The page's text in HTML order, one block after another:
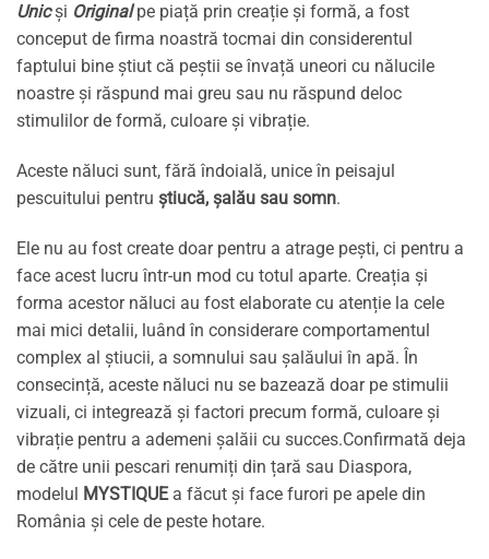
Unicși Originalpe piață prin creație și formă, a fost
conceput de firma noastră tocmai din considerentul
faptului bine știut că peștii se învață uneori cu nălucile
noastre și răspund mai greu sau nu răspund deloc
stimulilor de formă, culoare și vibrație.
Aceste năluci sunt, fără îndoială, unice în peisajul
pescuitului pentru știucă, șalău sau somn.
Ele nu au fost create doar pentru a atrage pești, ci pentru a
face acest lucru într-un mod cu totul aparte. Creația și
forma acestor năluci au fost elaborate cu atenție la cele
mai mici detalii, luând în considerare comportamentul
complex al știucii, a somnului sau șalăului în apă. În
consecință, aceste năluci nu se bazează doar pe stimulii
vizuali, ci integrează și factori precum formă, culoare și
vibrație pentru a ademeni șalăii cu succes.Confirmată deja
de către unii pescari renumiți din țară sau Diaspora,
modelul MYSTIQUEa făcut și face furori pe apele din
România și cele de peste hotare.